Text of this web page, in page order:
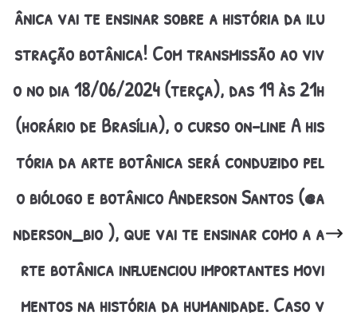
ânica vai te ensinar sobre a história da ilu
stração botânica! Com transmissão ao viv
o no dia 18/06/2024 (terça), das 19 às 21h
(horário de Brasília), o curso on-line A his
tória da arte botânica será conduzido pel
o biólogo e botânico Anderson Santos (@a
nderson_bio ), que vai te ensinar como a a
rte botânica influenciou importantes movi
mentos na história da humanidade. Caso v